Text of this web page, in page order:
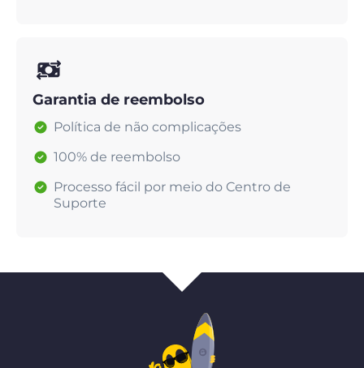
Garantia de reembolso
Política de não complicações
100% de reembolso
Processo fácil por meio do Centro de
Suporte